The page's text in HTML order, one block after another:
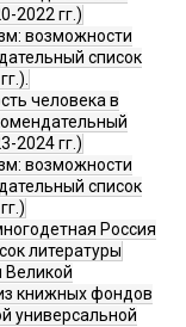
2022 гг.)
возможности
список
человека в
2024 гг.)
возможности
список
Россия
литературы
Великой
книжных фондов
универсальной